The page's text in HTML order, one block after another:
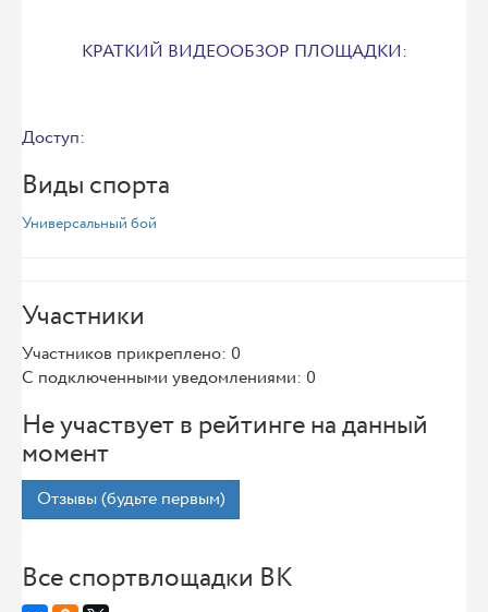
КРАТКИЙ ВИДЕООБЗОР ПЛОЩАДКИ:
Доступ:
Виды спорта
Универсальный бой
Участники
Участников прикреплено: 0
С подключенными уведомлениями: 0
Не участвует в рейтинге на данный
момент
Отзывы (будьте первым)
Все спортвлощадки ВК